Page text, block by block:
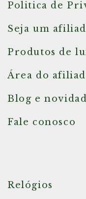
Politica de
Seja um
Produtos de
Área do
Blog e
Fale conosco
Relógios